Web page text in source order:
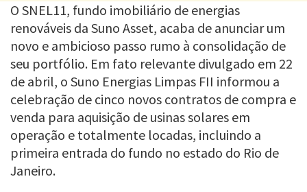
O SNEL11, fundo imobiliário de energias
renováveis da Suno Asset, acaba de anunciar um
novo e ambicioso passo rumo à consolidação de
seu portfólio. Em fato relevante divulgado em 22
de abril, o Suno Energias Limpas FII informou a
celebração de cinco novos contratos de compra e
venda para aquisição de usinas solares em
operação e totalmente locadas, incluindo a
primeira entrada do fundo no estado do Rio de
Janeiro.